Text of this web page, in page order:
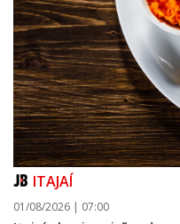
ITAJAÍ
01/08/2026 | 07:00